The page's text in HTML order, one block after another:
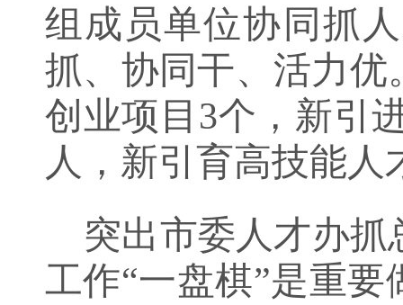
组成员单位协同抓
抓、协同干、活力优
创业项目 3个，新引
人，新引育高技能人
突出市委人才办抓
工作“一盘棋”是重